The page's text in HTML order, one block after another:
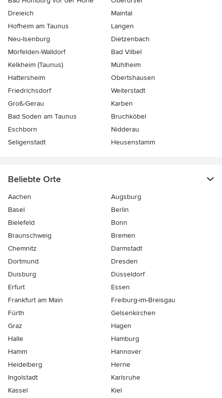
Dreieich
Maintal
Hofheim am Taunus
Langen
Neu-Isenburg
Dietzenbach
Mörfelden-Walldorf
Bad Vilbel
Kelkheim (Taunus)
Mühlheim
Hattersheim
Obertshausen
Friedrichsdorf
Weiterstadt
Groß-Gerau
Karben
Bad Soden am Taunus
Bruchköbel
Eschborn
Nidderau
Seligenstadt
Heusenstamm
Beliebte Orte
Aachen
Augsburg
Basel
Berlin
Bielefeld
Bonn
Braunschweig
Bremen
Chemnitz
Darmstadt
Dortmund
Dresden
Duisburg
Düsseldorf
Erfurt
Essen
Frankfurt am Main
Freiburg-im-Breisgau
Fürth
Gelsenkirchen
Graz
Hagen
Halle
Hamburg
Hamm
Hannover
Heidelberg
Herne
Ingolstadt
Karlsruhe
Kassel
Kiel